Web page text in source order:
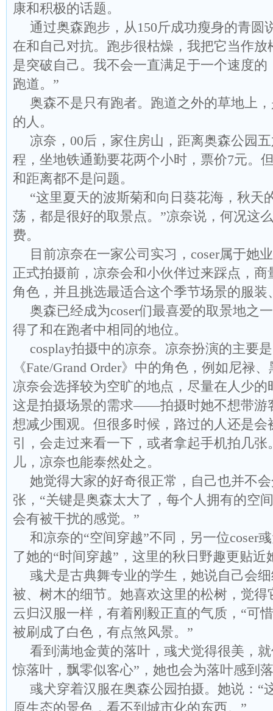
康和积极的话题。
通过奥森跑步，从150斤成功瘦身的青圆
在和自己对抗。跑步很枯燥，我把它当作放
是突破自己。我不会一直满足于一个速度的
跑道。”
奥森不是只有跑者。跑道之外的草地上
的人。
凉奈，00后，家住房山，距离奥森公园
程，坐地铁通勤要花两个小时，票价7元。
和距离都不是问题。
“这里夏天的波斯菊和向日葵花海，秋天
荡，都是很好的取景点。”凉奈说，何况这
费。
目前凉奈在一家公司实习，coser属于她
正式拍摄前，凉奈会和小伙伴过来踩点，商
角色，并且挑选最适合这个季节场景的服装
奥森已经成为coser们最喜爱的取景地之
得了和在跑者中相同的地位。
cosplay拍摄中的凉奈。凉奈扮演的主要
《Fate/Grand Order》中的角色，例如尼禄
凉奈会选择较为空旷的地点，尽量在人少的
这是拍摄场景的需求——拍摄时她不想带游
想减少围观。但很多时候，路过的人还是会
引，会走过来看一下，或者拿起手机拍几张
儿，凉奈也能泰然处之。
她觉得大家的好奇很正常，自己也并不
张，“关键是奥森太大了，每个人拥有的空
会有被干扰的感觉。”
和凉奈的“空间穿越”不同，另一位coser
了她的“时间穿越”，这里的秋日野趣更贴近
彧犬是古典舞专业的学生，她说自己会
被、树木的细节。她喜欢这里的松树，觉得
云归汉服一样，有着刚毅正直的气质，“可
被刷成了白色，有点煞风景。”
看到满地金黄的落叶，彧犬觉得很美，
惊落叶，飘零似客心”，她也会为落叶感到
彧犬穿着汉服在奥森公园拍摄。她说：“
原生态的景色，看不到城市化的东西。”